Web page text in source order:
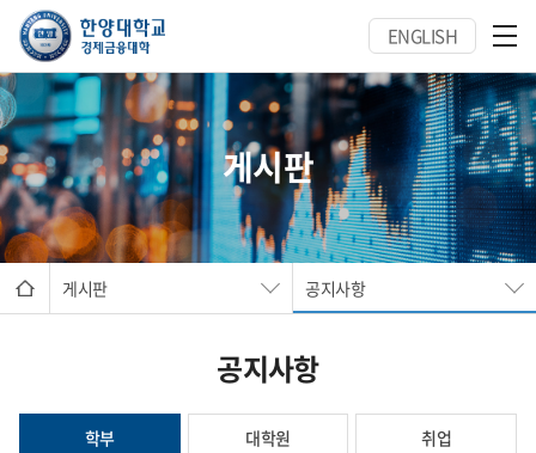
ENGLISH
게시판
게시판 공지사항
공지사항
학부 대학원 취업